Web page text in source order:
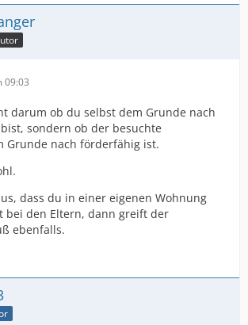
09:03
darum ob du selbst dem Grunde nach
sondern ob der besuchte
Grunde nach förderfähig ist.
dass du in einer eigenen Wohnung
bei den Eltern, dann greift der
ebenfalls.